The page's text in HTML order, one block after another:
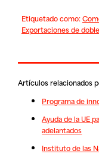
Etiquetado como:
Exportaciones de
Artículos relacionados
Programa de
Ayuda de la UE
adelantados
Instituto de las